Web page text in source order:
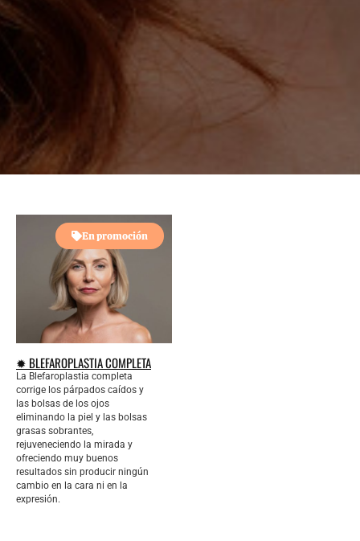
En promoción
✹ BLEFAROPLASTIA COMPLETA
La Blefaroplastia completa
corrige los párpados caídos y
las bolsas de los ojos
eliminando la piel y las bolsas
grasas sobrantes,
rejuveneciendo la mirada y
ofreciendo muy buenos
resultados sin producir ningún
cambio en la cara ni en la
expresión.